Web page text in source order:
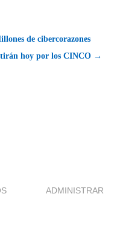
de cibercorazones
hoy por los CINCO →
ADMINISTRAR